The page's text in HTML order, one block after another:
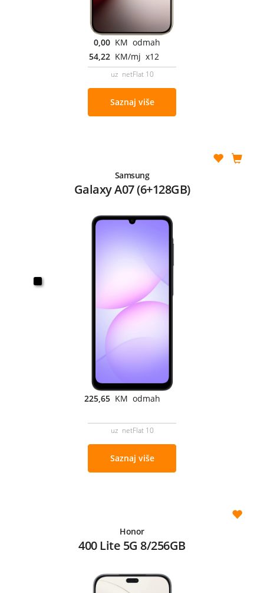
0,00 KM odmah
54,22 KM/mj x12
uz netFlat 10
Saznaj više
Samsung
Galaxy A07 (6+128GB)
225,65 KM odmah
uz netFlat 10
Saznaj više
Honor
400 Lite 5G 8/256GB